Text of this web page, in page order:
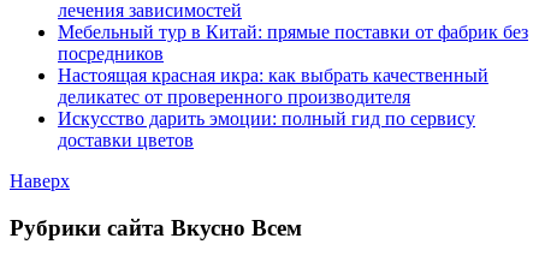
лечения зависимостей
Мебельный тур в Китай: прямые поставки от фабрик без
посредников
Настоящая красная икра: как выбрать качественный
деликатес от проверенного производителя
Искусство дарить эмоции: полный гид по сервису
доставки цветов
Наверх
Рубрики сайта Вкусно Всем